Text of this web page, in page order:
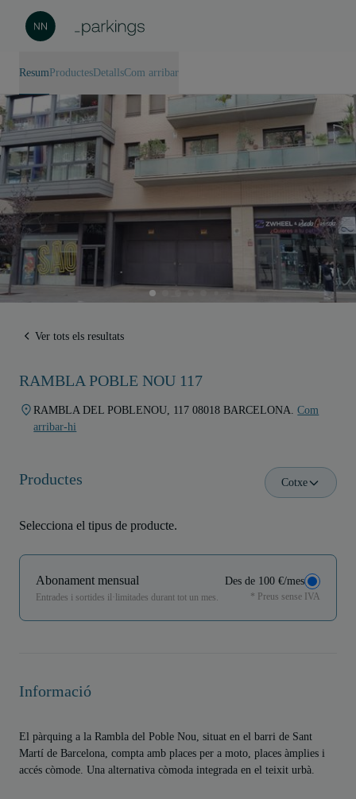
Resum Productes DetallsCom arribar
Ver tots els resultats
RAMBLA POBLE NOU 117
RAMBLA DEL POBLENOU, 117 08018 BARCELONA.Com
arribar-hi
Productes
Selecciona el tipus de producte.
Cotxe
Abonament mensual
Entrades i sortides il·limitades durant tot un mes.
Des de 100 €/mes
* Preus sense IVA
Informació
El pàrquing a la Rambla del Poble Nou, situat en el barri de Sant
Martí de Barcelona, compta amb places per a moto, places àmplies i
accés còmode. Una alternativa còmoda integrada en el teixit urbà.